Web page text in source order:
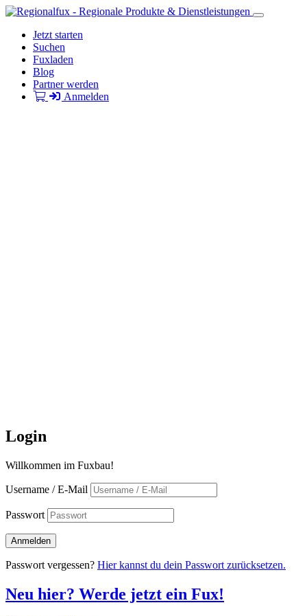
Jetzt starten
Suchen
Fuxladen
Blog
Partner werden
Anmelden
Login
Willkommen im Fuxbau!
Username / E-Mail
Passwort
Passwort vergessen? Hier kannst du dein Passwort zurücksetzen.
Neu hier? Werde jetzt ein Fux!